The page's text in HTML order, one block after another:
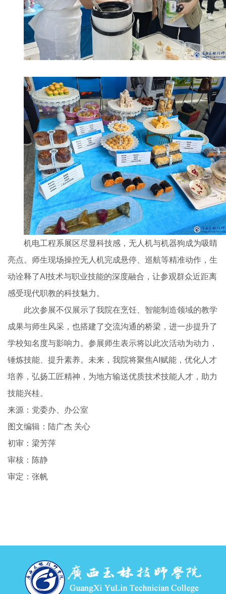
机电工程系展区尽显科技感，无人机与机器狗成为吸睛
亮点。师生现场操控无人机完成悬停、巡航等精准动作，生
动诠释了AI技术与职业技能的深度融合，让参观群众近距离
感受现代职教的科技魅力。
此次参展不仅展示了我院在烹饪、智能制造领域的教学
成果与师生风采，也搭建了交流沟通的桥梁，进一步提升了
学校知名度与影响力。参展师生表示将以此次活动为动力，
锤炼技能、提升素养。未来，我院将聚焦AI赋能，优化人才
培养，弘扬工匠精神，为地方输送优质技术技能人才，助力
技能兴桂。
来源：党委办、办公室
图文编辑：陆广杰 关心
初审：梁芳萍
审核：陈静
审定：张帆